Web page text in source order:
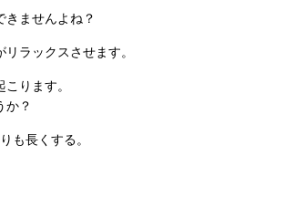
きませんよね？
ラックスさせます。
ります。
か？
も長くする。